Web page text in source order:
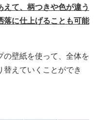
えて、柄つきや色が違う
落に仕上げることも可能
の壁紙を使って、全体を
えていくことができ